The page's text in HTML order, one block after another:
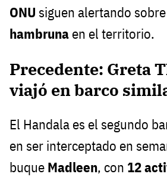
ONU siguen alertando sobre
hambruna en el territorio.
Precedente: Greta
viajó en barco
El Handala es el segundo
en ser interceptado en
buque Madleen, con 12